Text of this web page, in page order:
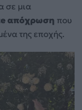
σε μια
απόχρωση που
της εποχής.